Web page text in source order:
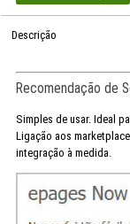
Descrição
Recomendação de
Simples de usar. Ideal
Ligação aos
integração à medida.